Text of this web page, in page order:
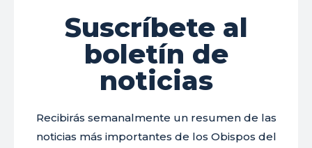
Suscríbete al
boletín de
noticias
Recibirás semanalmente un resumen de las
noticias más importantes de los Obispos del